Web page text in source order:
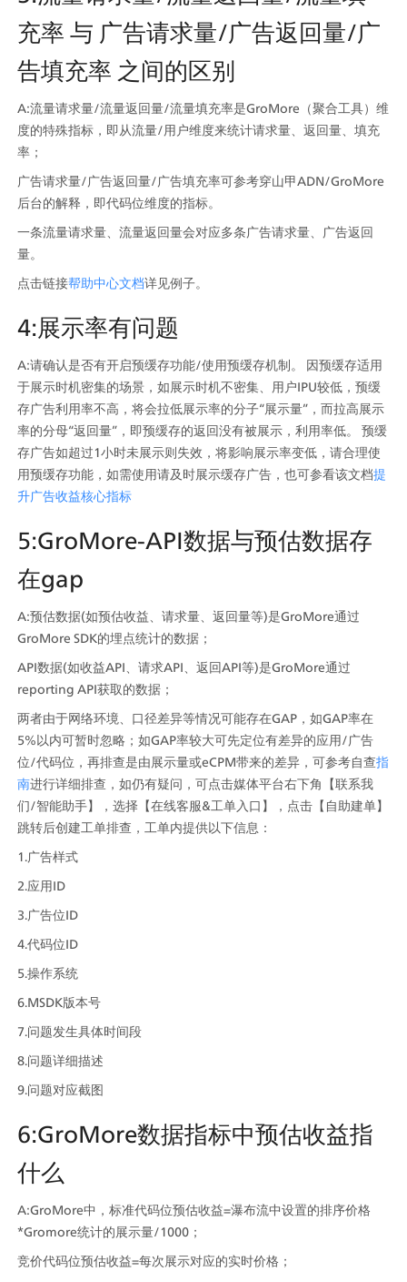
充率 与 广告请求量/广告返回量/广
告填充率 之间的区别
A:流量请求量/流量返回量/流量填充率是GroMore（聚合工具）维
度的特殊指标，即从流量/用户维度来统计请求量、返回量、填充
率；
广告请求量/广告返回量/广告填充率可参考穿山甲ADN/GroMore
后台的解释，即代码位维度的指标。
一条流量请求量、流量返回量会对应多条广告请求量、广告返回
量。
点击链接帮助中心文档详见例子。
4:展示率有问题
A:请确认是否有开启预缓存功能/使用预缓存机制。 因预缓存适用
于展示时机密集的场景，如展示时机不密集、用户IPU较低，预缓
存广告利用率不高，将会拉低展示率的分子“展示量”，而拉高展示
率的分母“返回量”，即预缓存的返回没有被展示，利用率低。 预缓
存广告如超过1小时未展示则失效，将影响展示率变低，请合理使
用预缓存功能，如需使用请及时展示缓存广告，也可参看该文档提
升广告收益核心指标
5:GroMore-API数据与预估数据存
在gap
A:预估数据(如预估收益、请求量、返回量等)是GroMore通过
GroMore SDK的埋点统计的数据；
API数据(如收益API、请求API、返回API等)是GroMore通过
reporting API获取的数据；
两者由于网络环境、口径差异等情况可能存在GAP，如GAP率在
5%以内可暂时忽略；如GAP率较大可先定位有差异的应用/广告
位/代码位，再排查是由展示量或eCPM带来的差异，可参考自查指
南进行详细排查，如仍有疑问，可点击媒体平台右下角【联系我
们/智能助手】，选择【在线客服&工单入口】，点击【自助建单】
跳转后创建工单排查，工单内提供以下信息：
1.广告样式
2.应用ID
3.广告位ID
4.代码位ID
5.操作系统
6.MSDK版本号
7.问题发生具体时间段
8.问题详细描述
9.问题对应截图
6:GroMore数据指标中预估收益指
什么
A:GroMore中，标准代码位预估收益=瀑布流中设置的排序价格
*Gromore统计的展示量/1000；
竞价代码位预估收益=每次展示对应的实时价格；